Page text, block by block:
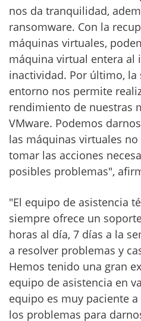
nos da tranquilidad,
ransomware. Con la
máquinas virtuales,
máquina virtual entera al
inactividad. Por último, la
entorno nos permite
rendimiento de nuestras
VMware. Podemos
las máquinas virtuales
tomar las acciones
posibles problemas",
"El equipo de asistencia
siempre ofrece un
horas al día, 7 días a la
a resolver problemas y
Hemos tenido una gran
equipo de asistencia en
equipo es muy paciente
los problemas para